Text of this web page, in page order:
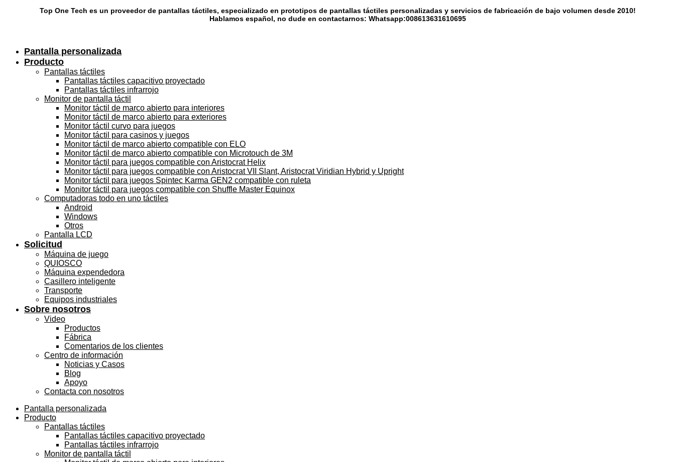
Top One Tech es un proveedor de pantallas táctiles, especializado en prototipos de pantallas táctiles personalizadas y servicios de fabricación de bajo volumen desde 2010!
Hablamos español, no dude en contactarnos: Whatsapp:008613631610695
Pantalla personalizada
Producto
Pantallas táctiles
Pantallas táctiles capacitivo proyectado
Pantallas táctiles infrarrojo
Monitor de pantalla táctil
Monitor táctil de marco abierto para interiores
Monitor táctil de marco abierto para exteriores
Monitor táctil curvo para juegos
Monitor táctil para casinos y juegos
Monitor táctil de marco abierto compatible con ELO
Monitor táctil de marco abierto compatible con Microtouch de 3M
Monitor táctil para juegos compatible con Aristocrat Helix
Monitor táctil para juegos compatible con Aristocrat VII Slant, Aristocrat Viridian Hybrid y Upright
Monitor táctil para juegos Spintec Karma GEN2 compatible con ruleta
Monitor táctil para juegos compatible con Shuffle Master Equinox
Computadoras todo en uno táctiles
Android
Windows
Otros
Pantalla LCD
Solicitud
Máquina de juego
QUIOSCO
Máquina expendedora
Casillero inteligente
Transporte
Equipos industriales
Sobre nosotros
Video
Productos
Fábrica
Comentarios de los clientes
Centro de información
Noticias y Casos
Blog
Apoyo
Contacta con nosotros
Pantalla personalizada
Producto
Pantallas táctiles
Pantallas táctiles capacitivo proyectado
Pantallas táctiles infrarrojo
Monitor de pantalla táctil